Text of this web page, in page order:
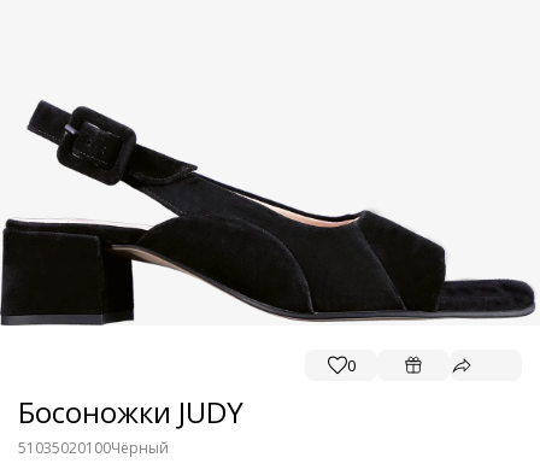
0
Босоножки JUDY
51035020100Чёрный